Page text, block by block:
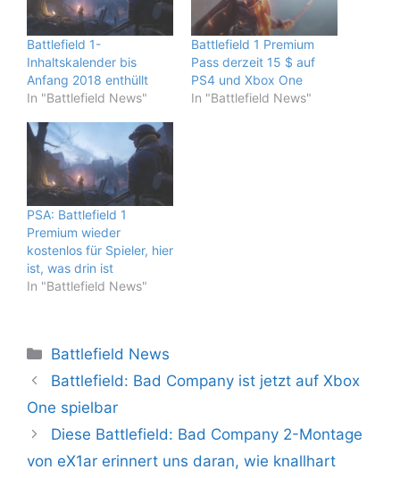
Battlefield 1-
Inhaltskalender bis
Anfang 2018 enthüllt
In "Battlefield News"
Battlefield 1 Premium
Pass derzeit 15 $ auf
PS4 und Xbox One
In "Battlefield News"
PSA: Battlefield 1
Premium wieder
kostenlos für Spieler, hier
ist, was drin ist
In "Battlefield News"
Kategorien
Battlefield News
Battlefield: Bad Company ist jetzt auf Xbox
One spielbar
Diese Battlefield: Bad Company 2-Montage
von eX1ar erinnert uns daran, wie knallhart